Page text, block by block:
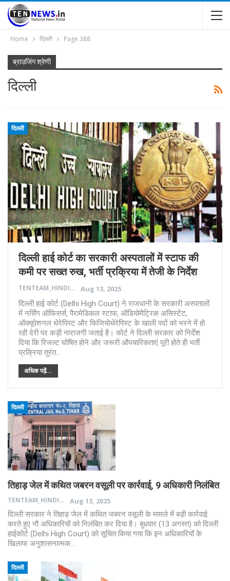
Home दिल्ली Page 388
ब्राउजिंग श्रेणी
दिल्ली
दिल्ली
दिल्ली हाई कोर्ट का सरकारी अस्पतालों में स्टाफ की
कमी पर सख्त रुख, भर्ती प्रक्रिया में तेजी के निर्देश
TENTEAM_HINDI
Aug 13, 2025
दिल्ली हाई कोर्ट (Delhi High Court) ने राजधानी के सरकारी अस्पतालों
में नर्सिंग ऑफिसर्स, पैरामेडिकल स्टाफ, ऑडियोमैट्रिक असिस्टेंट,
ऑक्यूपेशनल थेरेपिस्ट और फिजियोथेरेपिस्ट के खाली पदों को भरने में हो
रही देरी पर कड़ी नाराजगी जताई है। कोर्ट ने दिल्ली सरकार को निर्देश
दिया कि रिजल्ट घोषित होने और जरूरी औपचारिकताएं पूरी होते ही भर्ती
प्रक्रिया तुरंत…
अधिक पढ़ें...
दिल्ली
तिहाड़ जेल में कथित जबरन वसूली पर कार्रवाई, 9 अधिकारी निलंबित
TENTEAM_HINDI
Aug 13, 2025
दिल्ली सरकार ने तिहाड़ जेल में कथित जबरन वसूली के मामले में बड़ी कार्रवाई
करते हुए नौ अधिकारियों को निलंबित कर दिया है। बुधवार (13 अगस्त) को दिल्ली
हाईकोर्ट (Delhi High Court) को सूचित किया गया कि इन अधिकारियों के
खिलाफ अनुशासनात्मक…
दिल्ली